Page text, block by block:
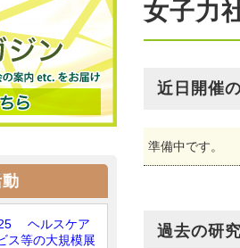
女子力
近日開催
準備中です。
過去の研
ヘルスケア
ス等の大規模展